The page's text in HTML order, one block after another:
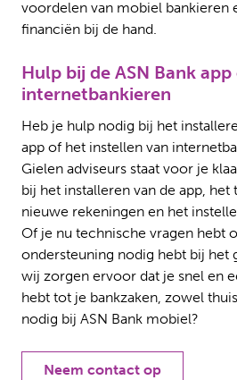
voordelen van mobiel bankieren
financiën bij de hand.
Hulp bij de ASN Bank
internetbankieren
Heb je hulp nodig bij het
app of het instellen van
Gielen adviseurs staat voor je
bij het installeren van de app, het
nieuwe rekeningen en het
Of je nu technische vragen hebt
ondersteuning nodig hebt bij het
wij zorgen ervoor dat je snel en
hebt tot je bankzaken, zowel
nodig bij ASN Bank mobiel?
Neem contact op